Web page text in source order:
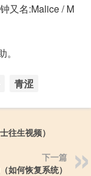
又名:Malice / M
青涩
往生视频）
下一篇
如何恢复系统）